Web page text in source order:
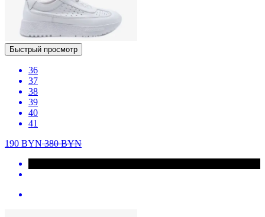
Быстрый просмотр
36
37
38
39
40
41
190 BYN380BYN